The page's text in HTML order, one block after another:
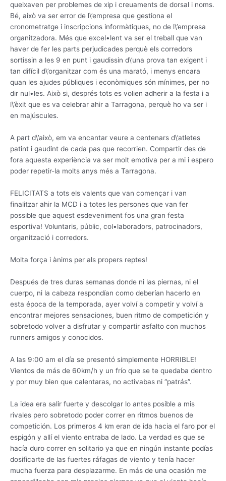
queixaven per problemes de xip i creuaments de dorsal i noms.
Bé, això va ser error de l\’empresa que gestiona el
cronometratge i inscripcions informàtiques, no de l\’empresa
organitzadora. Més que excel•lent va ser el treball que van
haver de fer les parts perjudicades perquè els corredors
sortissin a les 9 en punt i gaudissin d\’una prova tan exigent i
tan difícil d\’organitzar com és una marató, i menys encara
quan les ajudes públiques i econòmiques són mínimes, per no
dir nul•les. Això si, després tots es volien adherir a la festa i a
l\’èxit que es va celebrar ahir a Tarragona, perquè ho va ser i
en majúscules.
A part d\’això, em va encantar veure a centenars d\’atletes
patint i gaudint de cada pas que recorrien. Compartir des de
fora aquesta experiència va ser molt emotiva per a mi i espero
poder repetir-la molts anys més a Tarragona.
FELICITATS a tots els valents que van començar i van
finalitzar ahir la MCD i a totes les persones que van fer
possible que aquest esdeveniment fos una gran festa
esportiva! Voluntaris, públic, col•laboradors, patrocinadors,
organització i corredors.
Molta força i ànims per als propers reptes!
Después de tres duras semanas donde ni las piernas, ni el
cuerpo, ni la cabeza respondían como deberían hacerlo en
esta época de la temporada, ayer volví a competir y volví a
encontrar mejores sensaciones, buen ritmo de competición y
sobretodo volver a disfrutar y compartir asfalto con muchos
runners amigos y conocidos.
A las 9:00 am el día se presentó simplemente HORRIBLE!
Vientos de más de 60km/h y un frío que se te quedaba dentro
y por muy bien que calentaras, no activabas ni “patrás”.
La idea era salir fuerte y descolgar lo antes posible a mis
rivales pero sobretodo poder correr en ritmos buenos de
competición. Los primeros 4 km eran de ida hacia el faro por el
espigón y allí el viento entraba de lado. La verdad es que se
hacía duro correr en solitario ya que en ningún instante podías
dosificarte de las fuertes ráfagas de viento y tenía hacer
mucha fuerza para desplazarme. En más de una ocasión me